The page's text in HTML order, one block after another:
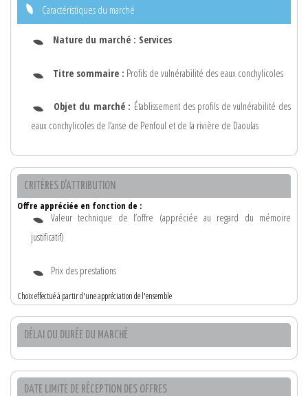
Caractéristiques du marché
Nature du marché : Services
Titre sommaire : Profils de vulnérabilité des eaux conchylicoles
Objet du marché : Établissement des profils de vulnérabilité des
eaux conchylicoles de l’anse de Penfoul et de la rivière de Daoulas
CRITÈRES D'ATTRIBUTION
Offre appréciée en fonction de :
Valeur technique de l’offre (appréciée au regard du mémoire
justificatif)
Prix des prestations
Choix effectué à partir d'une appréciation de l'ensemble
DÉLAI OU DURÉE DU MARCHÉ
DATE LIMITE DE RÉCEPTION DES OFFRES